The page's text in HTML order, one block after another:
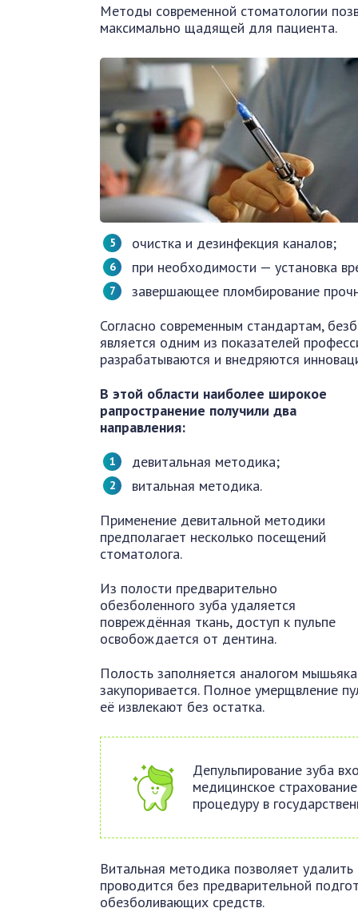
Методы современной стоматологии
максимально щадящей для пациента.
очистка и дезинфекция каналов;
при необходимости — установка
завершающее пломбирование
Согласно современным стандартам,
является одним из показателей
разрабатываются и внедряются
В этой области наиболее широкое
рапространение получили два
направления:
девитальная методика;
витальная методика.
Применение девитальной методики
предполагает несколько посещений
стоматолога.
Из полости предварительно
обезболенного зуба удаляется
повреждённая ткань, доступ к пульпе
освобождается от дентина.
Полость заполняется аналогом
закупоривается. Полное умерщвление
её извлекают без остатка.
Депульпирование зуба
медицинское
процедуру в
Витальная методика позволяет
проводится без предварительной
обезболивающих средств.